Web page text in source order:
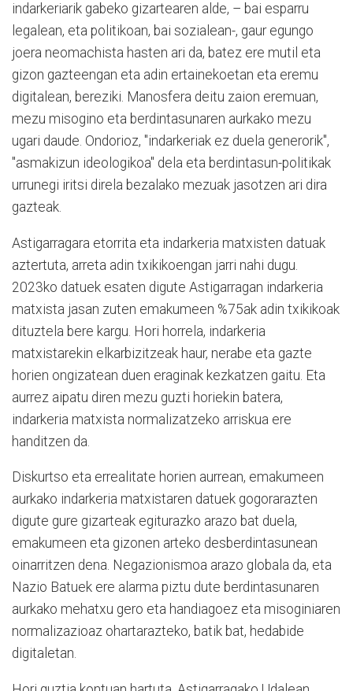
indarkeriarik gabeko gizartearen alde, – bai esparru
legalean, eta politikoan, bai sozialean-, gaur egungo
joera neomachista hasten ari da, batez ere mutil eta
gizon gazteengan eta adin ertainekoetan eta eremu
digitalean, bereziki. Manosfera deitu zaion eremuan,
mezu misogino eta berdintasunaren aurkako mezu
ugari daude. Ondorioz, "indarkeriak ez duela generorik",
"asmakizun ideologikoa" dela eta berdintasun-politikak
urrunegi iritsi direla bezalako mezuak jasotzen ari dira
gazteak.
Astigarragara etorrita eta indarkeria matxisten datuak
aztertuta, arreta adin txikikoengan jarri nahi dugu.
2023ko datuek esaten digute Astigarragan indarkeria
matxista jasan zuten emakumeen %75ak adin txikikoak
dituztela bere kargu. Hori horrela, indarkeria
matxistarekin elkarbizitzeak haur, nerabe eta gazte
horien ongizatean duen eraginak kezkatzen gaitu. Eta
aurrez aipatu diren mezu guzti horiekin batera,
indarkeria matxista normalizatzeko arriskua ere
handitzen da.
Diskurtso eta errealitate horien aurrean, emakumeen
aurkako indarkeria matxistaren datuek gogorarazten
digute gure gizarteak egiturazko arazo bat duela,
emakumeen eta gizonen arteko desberdintasunean
oinarritzen dena. Negazionismoa arazo globala da, eta
Nazio Batuek ere alarma piztu dute berdintasunaren
aurkako mehatxu gero eta handiagoez eta misoginiaren
normalizazioaz ohartarazteko, batik bat, hedabide
digitaletan.